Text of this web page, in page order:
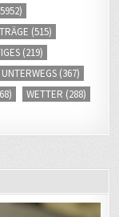
(515)
(219)
UNTERWEGS (367)
WETTER (288)